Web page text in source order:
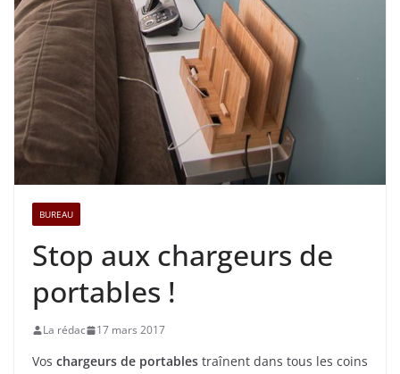
BUREAU
Stop aux chargeurs de
portables !
La rédac 17 mars 2017
Vos chargeurs de portables traînent dans tous les coins